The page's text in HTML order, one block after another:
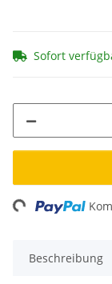
Sofort
Beschreibung